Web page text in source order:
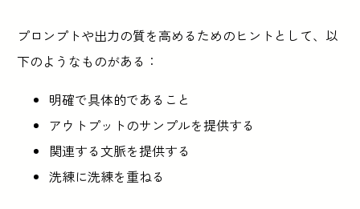
プロンプトや出力の質を高めるためのヒントとして、以
下のようなものがある：
明確で具体的であること
アウトプットのサンプルを提供する
関連する文脈を提供する
洗練に洗練を重ねる